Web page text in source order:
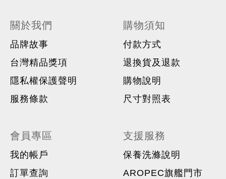
關於我們
品牌故事
台灣精品獎項
隱私權保護聲明
服務條款
購物須知
付款方式
退換貨及退款
購物說明
尺寸對照表
會員專區
我的帳戶
訂單查詢
支援服務
保養洗滌說明
AROPEC旗艦門市